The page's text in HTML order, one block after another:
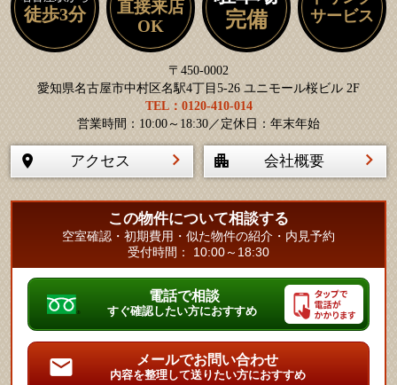
徒歩3分
直接来店
OK
完備
サービス
〒450-0002
愛知県名古屋市中村区名駅4丁目5-26 ユニモール桜ビル 2F
TEL：0120-410-014
営業時間：10:00～18:30／定休日：年末年始
アクセス 会社概要
この物件について相談する
空室確認・初期費用・似た物件の紹介・内見予約
受付時間： 10:00～18:30
電話で相談
すぐ確認したい方におすすめ
メールでお問い合わせ
内容を整理して送りたい方におすすめ